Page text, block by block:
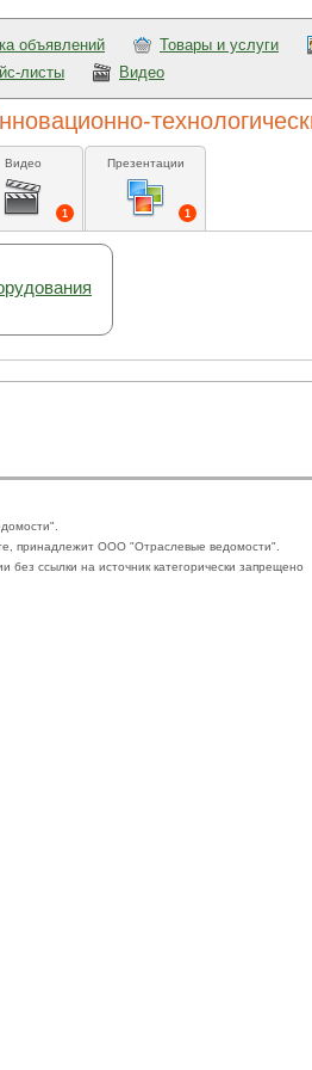
объявлений Товары и услуги
листы
Видео
1
Видео
1
Презентации
принадлежит ООО "Отраслевые ведомости".
ссылки на источник категорически запрещено